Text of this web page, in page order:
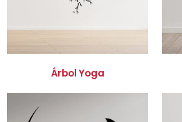
Árbol Yoga